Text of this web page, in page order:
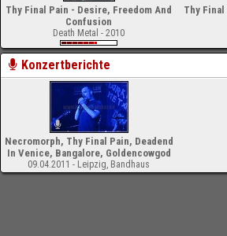
Thy Final Pain - Desire, Freedom And
Confusion
Death Metal - 2010
Thy
Konzertberichte
Necromorph, Thy Final Pain, Deadend
In Venice, Bangalore, Goldencowgod
09.04.2011 - Leipzig, Bandhaus